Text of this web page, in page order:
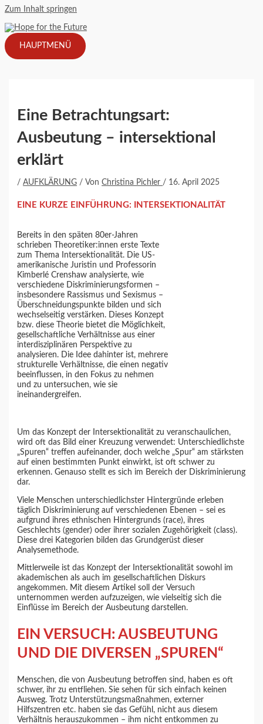
Zum Inhalt springen
HAUPTMENÜ
Eine Betrachtungsart:
Ausbeutung – intersektional
erklärt
/AUFKLÄRUNG / VonChristina Pichler / 16. April 2025
EINE KURZE EINFÜHRUNG: INTERSEKTIONALITÄT
Bereits in den späten 80er-Jahren
schrieben Theoretiker:innen erste Texte
zum Thema Intersektionalität. Die US-
amerikanische Juristin und Professorin
Kimberlé Crenshaw analysierte, wie
verschiedene Diskriminierungsformen –
insbesondere Rassismus und Sexismus –
Überschneidungspunkte bilden und sich
wechselseitig verstärken. Dieses Konzept
bzw. diese Theorie bietet die Möglichkeit,
gesellschaftliche Verhältnisse aus einer
interdisziplinären Perspektive zu
analysieren. Die Idee dahinter ist, mehrere
strukturelle Verhältnisse, die einen negativ
beeinflussen, in den Fokus zu nehmen
und zu untersuchen, wie sie
ineinandergreifen.
Um das Konzept der Intersektionalität zu veranschaulichen,
wird oft das Bild einer Kreuzung verwendet: Unterschiedlichste
„Spuren“ treffen aufeinander, doch welche „Spur“ am stärksten
auf einen bestimmten Punkt einwirkt, ist oft schwer zu
erkennen. Genauso stellt es sich im Bereich der Diskriminierung
dar.
Viele Menschen unterschiedlichster Hintergründe erleben
täglich Diskriminierung auf verschiedenen Ebenen – sei es
aufgrund ihres ethnischen Hintergrunds (race), ihres
Geschlechts (gender) oder ihrer sozialen Zugehörigkeit (class).
Diese drei Kategorien bilden das Grundgerüst dieser
Analysemethode.
Mittlerweile ist das Konzept der Intersektionalität sowohl im
akademischen als auch im gesellschaftlichen Diskurs
angekommen. Mit diesem Artikel soll der Versuch
unternommen werden aufzuzeigen, wie vielseitig sich die
Einflüsse im Bereich der Ausbeutung darstellen.
EIN VERSUCH: AUSBEUTUNG
UND DIE DIVERSEN „SPUREN“
Menschen, die von Ausbeutung betroffen sind, haben es oft
schwer, ihr zu entfliehen. Sie sehen für sich einfach keinen
Ausweg. Trotz Unterstützungsmaßnahmen, externer
Hilfszentren etc. haben sie das Gefühl, nicht aus diesem
Verhältnis herauszukommen – ihm nicht entkommen zu